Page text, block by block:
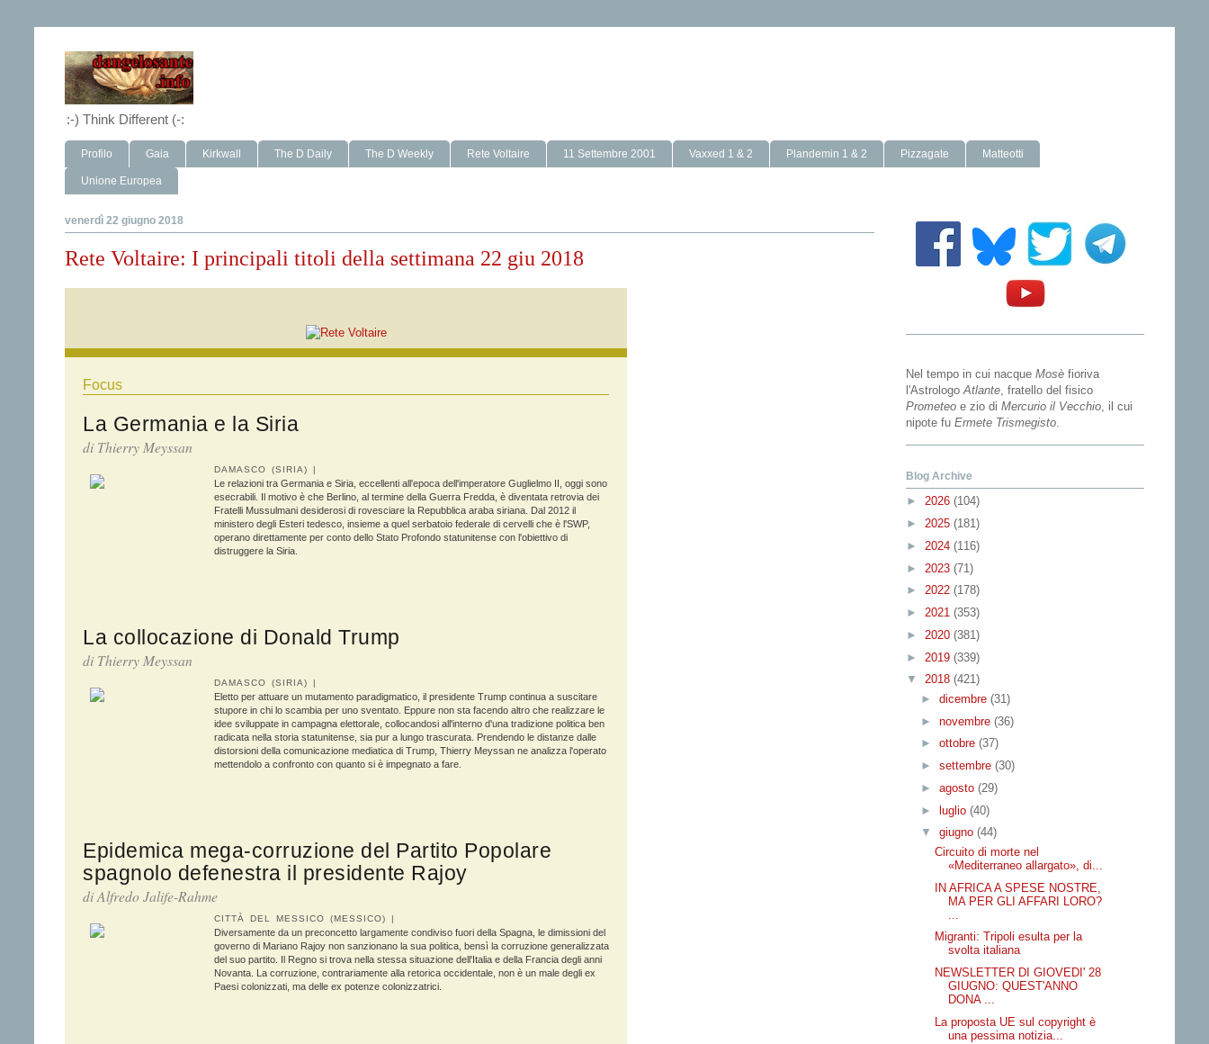
:-) Think Different (-:
Profilo Gaia Kirkwall The D Daily The D Weekly Rete Voltaire 11 Settembre 2001 Vaxxed 1 & 2 Plandemin 1 & 2 Pizzagate Matteotti
Unione Europea
venerdì 22 giugno 2018
Rete Voltaire: I principali titoli della settimana 22 giu 2018
Focus
La Germania e la Siria
di Thierry Meyssan
DAMASCO (SIRIA) |
Le relazioni tra Germania e Siria, eccellenti all'epoca dell'imperatore Guglielmo II, oggi sono
esecrabili. Il motivo è che Berlino, al termine della Guerra Fredda, è diventata retrovia dei
Fratelli Mussulmani desiderosi di rovesciare la Repubblica araba siriana. Dal 2012 il
ministero degli Esteri tedesco, insieme a quel serbatoio federale di cervelli che è l'SWP,
operano direttamente per conto dello Stato Profondo statunitense con l'obiettivo di
distruggere la Siria.
La collocazione di Donald Trump
di Thierry Meyssan
DAMASCO (SIRIA) |
Eletto per attuare un mutamento paradigmatico, il presidente Trump continua a suscitare
stupore in chi lo scambia per uno sventato. Eppure non sta facendo altro che realizzare le
idee sviluppate in campagna elettorale, collocandosi all'interno d'una tradizione politica ben
radicata nella storia statunitense, sia pur a lungo trascurata. Prendendo le distanze dalle
distorsioni della comunicazione mediatica di Trump, Thierry Meyssan ne analizza l'operato
mettendolo a confronto con quanto si è impegnato a fare.
Epidemica mega-corruzione del Partito Popolare
spagnolo defenestra il presidente Rajoy
di Alfredo Jalife-Rahme
CITTÀ DEL MESSICO (MESSICO) |
Diversamente da un preconcetto largamente condiviso fuori della Spagna, le dimissioni del
governo di Mariano Rajoy non sanzionano la sua politica, bensì la corruzione generalizzata
del suo partito. Il Regno si trova nella stessa situazione dell'Italia e della Francia degli anni
Novanta. La corruzione, contrariamente alla retorica occidentale, non è un male degli ex
Paesi colonizzati, ma delle ex potenze colonizzatrici.
Nel tempo in cui nacque Mosè fioriva
l'Astrologo Atlante , fratello del fisico
Prometeo e zio di Mercurio il Vecchio , il cui
nipote fu Ermete Trismegisto
Blog Archive
► 2026 (104)
► 2025 (181)
► 2024 (116)
► 2023 (71)
► 2022 (178)
► 2021 (353)
► 2020 (381)
► 2019 (339)
▼ 2018 (421)
► dicembre (31)
► novembre (36)
► ottobre (37)
► settembre (30)
► agosto (29)
► luglio (40)
▼ giugno (44)
Circuito di morte nel
«Mediterraneo allargato», di...
IN AFRICA A SPESE NOSTRE,
MA PER GLI AFFARI LORO?
Migranti: Tripoli esulta per la
svolta italiana
NEWSLETTER DI GIOVEDI' 28
GIUGNO: QUEST'ANNO
DONA ...
La proposta UE sul copyright è
una pessima notizia...